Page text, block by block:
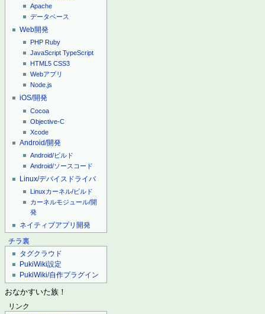
Apache
データベース
Web開発
PHP Ruby
JavaScript TypeScript
HTML5 CSS3
Webアプリ
Node.js
iOS/開発
Cocoa
Objective-C
Xcode
Android/開発
Android/ビルド
Android/ソースコード
Linux/デバイスドライバ
Linuxカーネル/ビルド
カーネルモジュール/開
発
ネイティブアプリ開発
チラ裏
タグクラウド
PukiWiki設定
PukiWiki/自作プラグイン
おなかすいた族！
リンク